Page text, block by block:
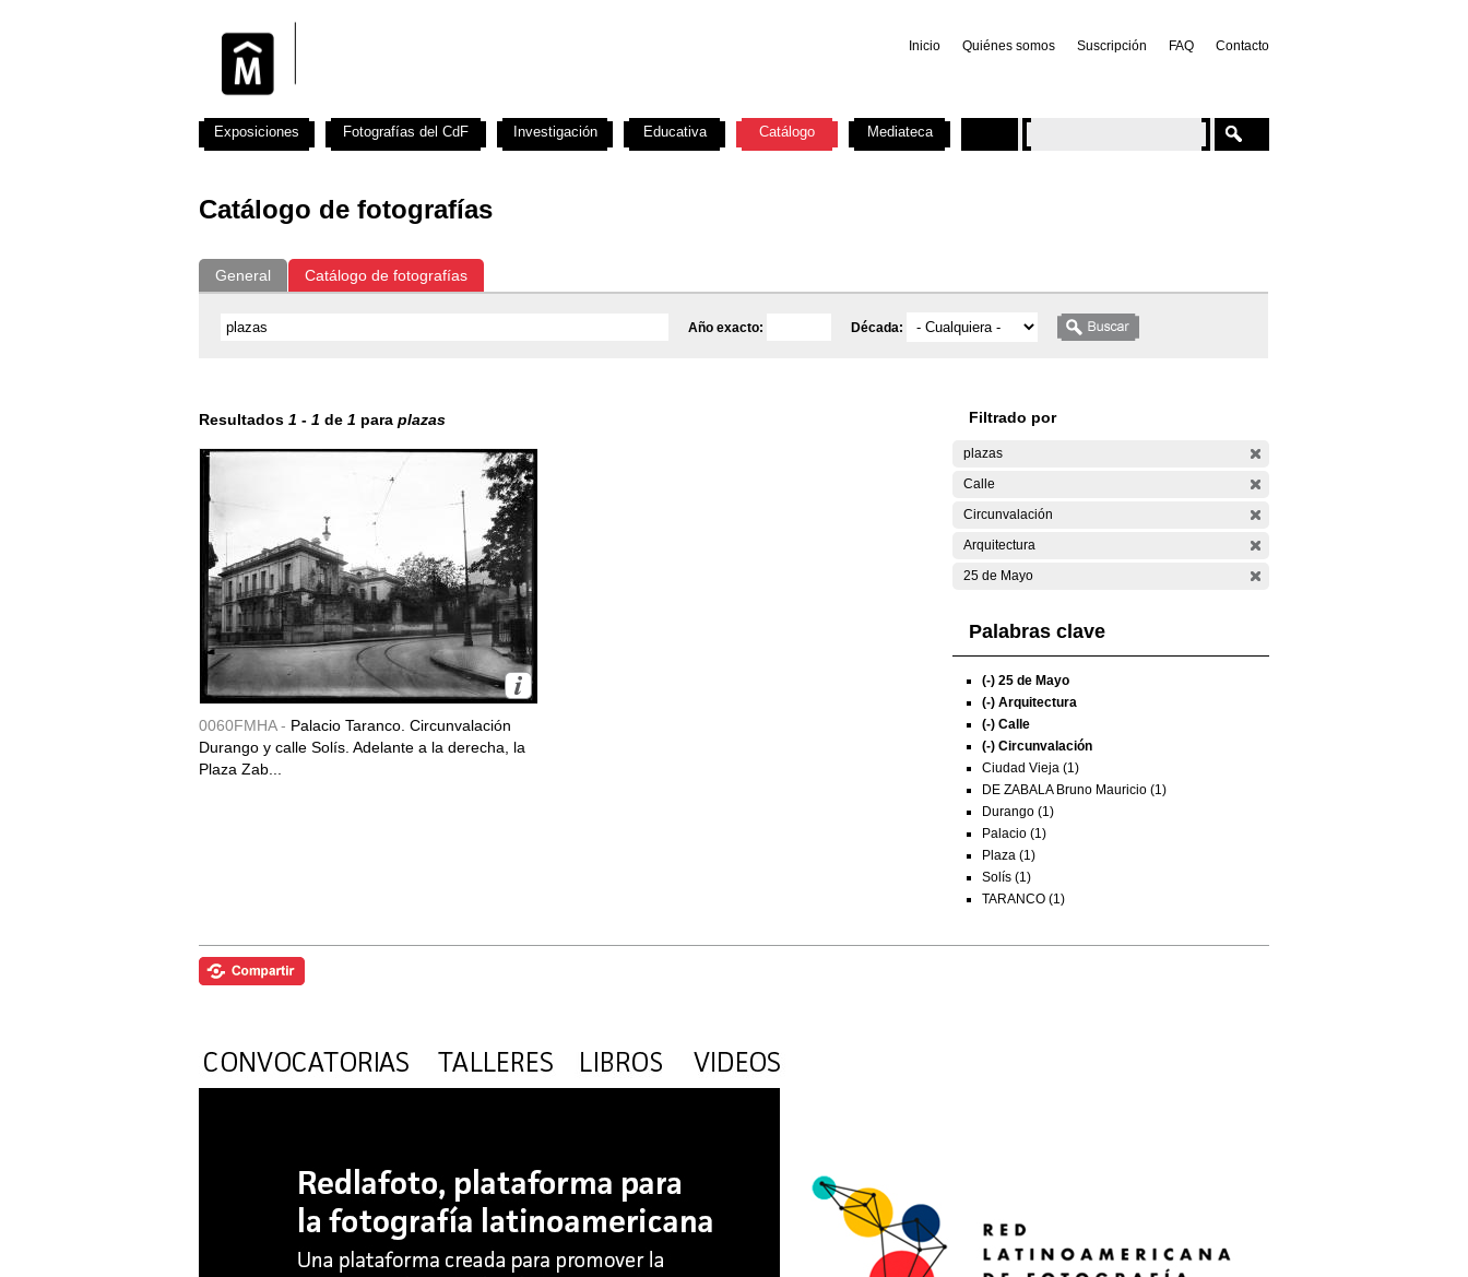
Inicio Quiénes somos Suscripción FAQ Contacto
Catálogo de fotografías
General Catálogo de fotografías
Año exacto: Década:
Resultados 1 - 1 de 1 para plazas
0060FMHA - Palacio Taranco. Circunvalación
Durango y calle Solís. Adelante a la derecha, la
Plaza Zab...
Filtrado por
plazas
Calle
Circunvalación
Arquitectura
25 de Mayo
Palabras clave
(-) 25 de Mayo
(-) Arquitectura
(-) Calle
(-) Circunvalación
Ciudad Vieja (1)
DE ZABALA Bruno Mauricio (1)
Durango (1)
Palacio (1)
Plaza (1)
Solís (1)
TARANCO (1)
Exposiciones Fotografías del CdF Investigación Educativa Catálogo Mediateca